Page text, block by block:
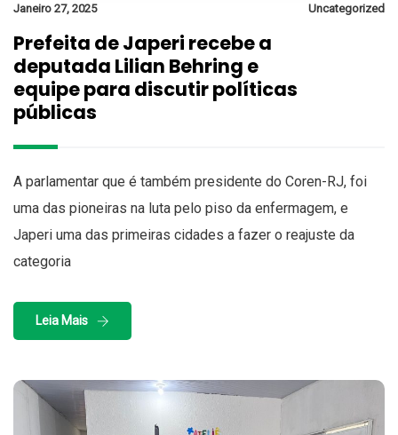
Janeiro 27, 2025 Uncategorized
Prefeita de Japeri recebe a
deputada Lilian Behring e
equipe para discutir políticas
públicas
A parlamentar que é também presidente do Coren-RJ, foi
uma das pioneiras na luta pelo piso da enfermagem, e
Japeri uma das primeiras cidades a fazer o reajuste da
categoria
Leia Mais